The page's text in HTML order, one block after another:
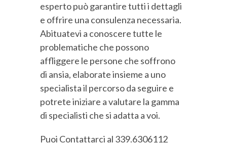
esperto può garantire tutti i dettagli
e offrire una consulenza necessaria.
Abituatevi a conoscere tutte le
problematiche che possono
affliggere le persone che soffrono
di ansia, elaborate insieme a uno
specialista il percorso da seguire e
potrete iniziare a valutare la gamma
di specialisti che si adatta a voi.
Puoi Contattarci al 339.6306112